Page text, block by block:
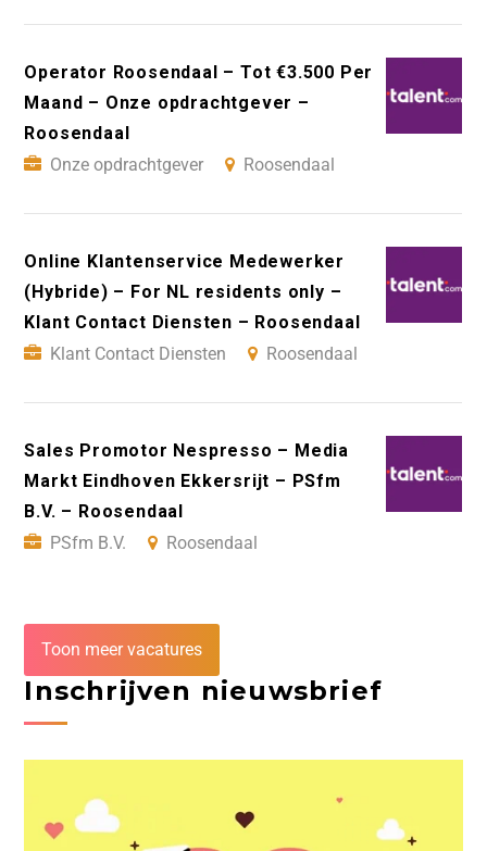
Operator Roosendaal – Tot €3.500 Per
Maand – Onze opdrachtgever –
Roosendaal
Onze opdrachtgever
Roosendaal
Online Klantenservice Medewerker
(Hybride) – For NL residents only –
Klant Contact Diensten – Roosendaal
Klant Contact Diensten
Roosendaal
Sales Promotor Nespresso – Media
Markt Eindhoven Ekkersrijt – PSfm
B.V. – Roosendaal
PSfm B.V.
Roosendaal
Toon meer vacatures
Inschrijven nieuwsbrief